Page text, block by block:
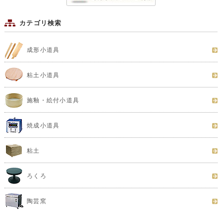
カテゴリ検索
成形小道具
粘土小道具
施釉・絵付小道具
焼成小道具
粘土
ろくろ
陶芸窯